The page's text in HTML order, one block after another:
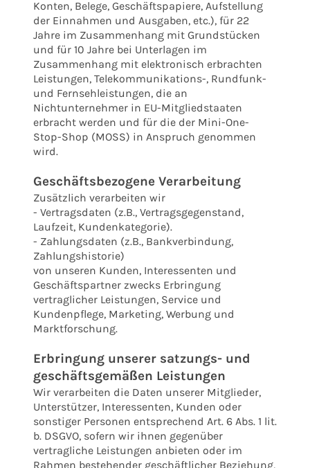
Konten, Belege, Geschäftspapiere, Aufstellung
der Einnahmen und Ausgaben, etc.), für 22
Jahre im Zusammenhang mit Grundstücken
und für 10 Jahre bei Unterlagen im
Zusammenhang mit elektronisch erbrachten
Leistungen, Telekommunikations-, Rundfunk-
und Fernsehleistungen, die an
Nichtunternehmer in EU-Mitgliedstaaten
erbracht werden und für die der Mini-One-
Stop-Shop (MOSS) in Anspruch genommen
wird.
Geschäftsbezogene Verarbeitung
Zusätzlich verarbeiten wir
- Vertragsdaten (z.B., Vertragsgegenstand,
Laufzeit, Kundenkategorie).
- Zahlungsdaten (z.B., Bankverbindung,
Zahlungshistorie)
von unseren Kunden, Interessenten und
Geschäftspartner zwecks Erbringung
vertraglicher Leistungen, Service und
Kundenpflege, Marketing, Werbung und
Marktforschung.
Erbringung unserer satzungs- und
geschäftsgemäßen Leistungen
Wir verarbeiten die Daten unserer Mitglieder,
Unterstützer, Interessenten, Kunden oder
sonstiger Personen entsprechend Art. 6 Abs. 1 lit.
b. DSGVO, sofern wir ihnen gegenüber
vertragliche Leistungen anbieten oder im
Rahmen bestehender geschäftlicher Beziehung,